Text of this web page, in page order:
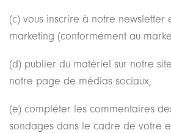
(c) vous inscrire à notre newsletter
marketing (conformément au
(d) publier du matériel sur notre
notre page de médias sociaux;
(e) compléter les commentaires
sondages dans le cadre de votre